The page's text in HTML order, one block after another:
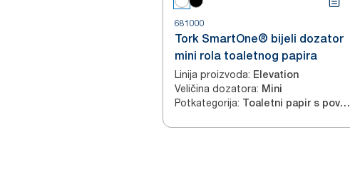
681000
Tork SmartOne® bijeli dozator
mini rola toaletnog papira
Linija proizvoda: Elevation
Veličina dozatora: Mini
Potkategorija: Toaletni papir s povlačenjem u sredini